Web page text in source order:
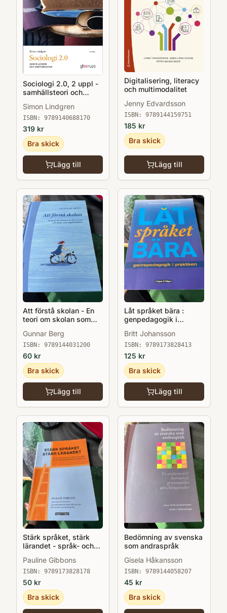
Sociologi 2.0, 2 uppl -
samhällsteori och
Simon Lindgren
ISBN: 9789140688170
319 kr
Bra skick
Lägg till
Digitalisering, literacy
och multimodalitet
Jenny Edvardsson
ISBN: 9789144159751
185 kr
Bra skick
Lägg till
Att förstå skolan - En
teori om skolan som
organisationer
Gunnar Berg
ISBN: 9789144031200
60 kr
Bra skick
Lägg till
Låt språket bära :
genpedagogik i
Britt Johansson
ISBN: 9789173828413
125 kr
Bra skick
Lägg till
Stärk språket, stärk
lärandet - språk- och
arbetssätt för och med
andraspråkselever i
klassrummet
Pauline Gibbons
ISBN: 9789173828178
50 kr
Bra skick
Bedömning av svenska
som andraspråk
Gisela Håkansson
ISBN: 9789144058207
45 kr
Bra skick